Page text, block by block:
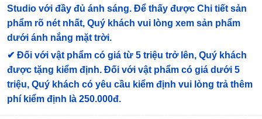
Studio với đầy đủ ánh sáng. Để thấy được Chi tiết sản
phẩm rõ nét nhất, Quý khách vui lòng xem sản phẩm
dưới ánh nắng mặt trời.
✔ Đối với vật phẩm có giá từ 5 triệu trở lên, Quý khách
được tặng kiểm định. Đối với vật phẩm có giá dưới 5
triệu, Quý khách có yêu cầu kiểm định vui lòng trả thêm
phí kiểm định là 250.000đ.